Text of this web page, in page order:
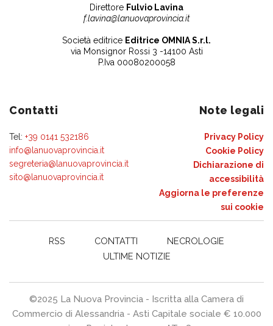
Direttore Fulvio Lavina
f.lavina@lanuovaprovincia.it
Società editrice Editrice OMNIA S.r.l.
via Monsignor Rossi 3 -14100 Asti
P.Iva 00080200058
Contatti
Tel: +39 0141 532186
info@lanuovaprovincia.it
segreteria@lanuovaprovincia.it
sito@lanuovaprovincia.it
Note legali
Privacy Policy
Cookie Policy
Dichiarazione di
accessibilità
Aggiorna le preferenze
sui cookie
RSS CONTATTI
NECROLOGIE
ULTIME NOTIZIE
©2025 La Nuova Provincia - Iscritta alla Camera di
Commercio di Alessandria - Asti Capitale sociale € 10.000